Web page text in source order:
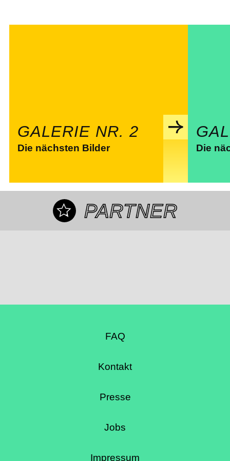
GALERIE NR. 2
Die nächsten Bilder Die
PARTNER
FAQ
Kontakt
Presse
Jobs
Impressum